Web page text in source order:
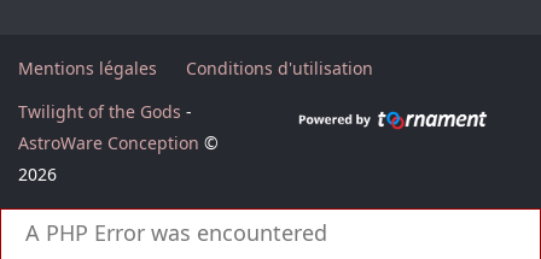
Mentions légales
Conditions d'utilisation
Twilight of the Gods -
AstroWare Conception ©
2026
A PHP Error was encountered